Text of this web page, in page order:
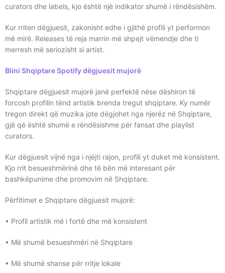
curators dhe labels, kjo është një indikator shumë i rëndësishëm.
Kur rriten dëgjuesit, zakonisht edhe i gjithë profili yt performon
më mirë. Releases të reja marrin më shpejt vëmendje dhe ti
merresh më seriozisht si artist.
Blini Shqiptare Spotify dëgjuesit mujorë
Shqiptare dëgjuesit mujorë janë perfektë nëse dëshiron të
forcosh profilin tënd artistik brenda tregut shqiptare. Ky numër
tregon direkt që muzika jote dëgjohet nga njerëz në Shqiptare,
gjë që është shumë e rëndësishme për fansat dhe playlist
curators.
Kur dëgjuesit vijnë nga i njëjti rajon, profili yt duket më konsistent.
Kjo rrit besueshmërinë dhe të bën më interesant për
bashkëpunime dhe promovim në Shqiptare.
Përfitimet e Shqiptare dëgjuesit mujorë:
• Profil artistik më i fortë dhe më konsistent
• Më shumë besueshmëri në Shqiptare
• Më shumë shanse për rritje lokale